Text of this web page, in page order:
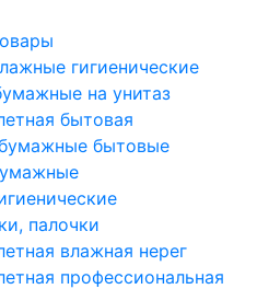
гигиенические
на унитаз
бытовая
бытовые
палочки
влажная нерег
профессиональная